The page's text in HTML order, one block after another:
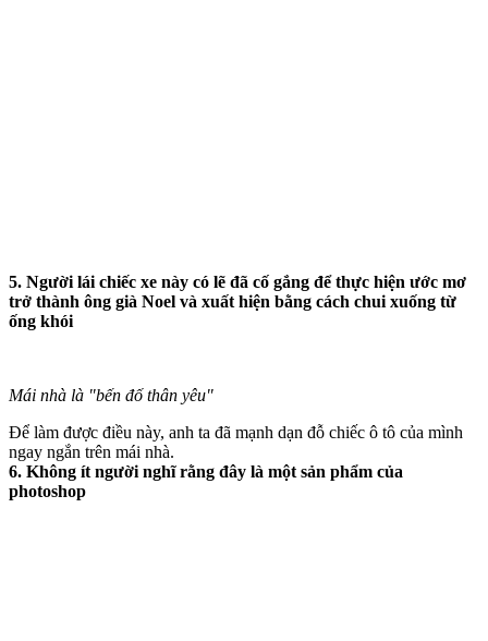
5. Người lái chiếc xe này có lẽ đã cố gắng để thực hiện ước mơ
trở thành ông già Noel và xuất hiện bằng cách chui xuống từ
ống khói
Mái nhà là "bến đố thân yêu"
Để làm được điều này, anh ta đã mạnh dạn đỗ chiếc ô tô của mình
ngay ngắn trên mái nhà.
6. Không ít người nghĩ rằng đây là một sản phẩm của
photoshop